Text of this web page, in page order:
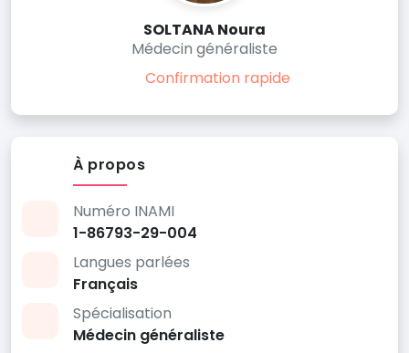
SOLTANA Noura
Médecin généraliste
Confirmation rapide
À propos
Numéro INAMI
1-86793-29-004
Langues parlées
Français
Spécialisation
Médecin généraliste